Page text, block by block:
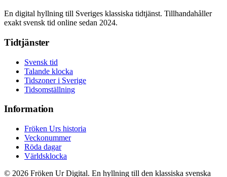
En digital hyllning till Sveriges klassiska tidtjänst. Tillhandahåller
exakt svensk tid online sedan 2024.
Tidtjänster
Svensk tid
Talande klocka
Tidszoner i Sverige
Tidsomställning
Information
Fröken Urs historia
Veckonummer
Röda dagar
Världsklocka
© 2026 Fröken Ur Digital. En hyllning till den klassiska svenska